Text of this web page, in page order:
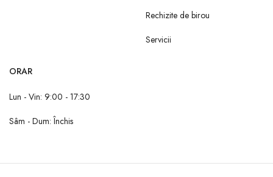
Rechizite de birou
Servicii
ORAR
Lun - Vin: 9:00 - 17:30
Sâm - Dum: Închis